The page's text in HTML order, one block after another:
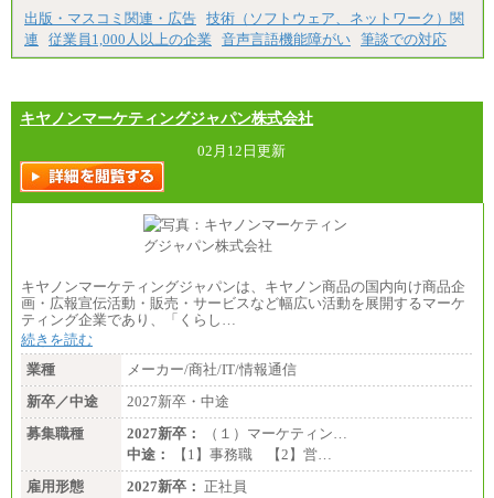
間に応じて、時間外手当等を支給。
エリアサポート職 月給188,000円
■（株）JTBグローバルマーケティング＆トラベル
訪日事業職 月給202,000～227,000円＋地域間調整
給
※詳細はJTBキャリアサイトよりご確認ください。
■(株)JTBビジネストランスフォーム
総合職 月給205,000～225,000円＋地域間調整給
エリア総合職 月給185,000円＋地域間調整給
■(株)JTBデータサービス ※2027年新卒募集終了
総合職 月給186,000～194,000円＋地域手当
※詳細はJTBキャリアサイトよりご確認ください。
■I&Jデジタルイノベーション(株)
総合職 月給224,500～242,600円＋地域手当
※詳細はJTBキャリアサイトよりご確認ください。
＜有期社員コース＞
■(株)JTBビジネストランスフォーム
有期契約職 月給185,000～195,000円
※詳細はJTBキャリアサイトよりご確認ください。
出版・マスコミ関連・広告 技術（ソフトウェア、ネットワーク）関
連
従業員1,000人以上の企業 音声言語機能障がい 筆談での対応
キヤノンマーケティングジャパン株式会社
02月12日更新
キヤノンマーケティングジャパンは、キヤノン商品の国内向け商品企
画・広報宣伝活動・販売・サービスなど幅広い活動を展開するマーケ
ティング企業であり、「くらし…
続きを読む
業種
メーカー/商社/IT/情報通信
新卒／中途
2027新卒・中途
募集職種
2027新卒：
（１）マーケティン…
中途：
【1】事務職 【2】営…
雇用形態
2027新卒： 正社員